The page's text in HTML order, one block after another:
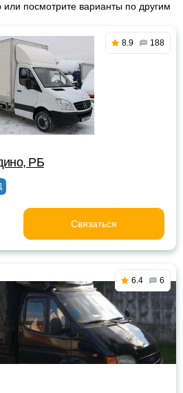
посмотрите варианты по другим
8.9 188
РБ
Связаться
6.4 6